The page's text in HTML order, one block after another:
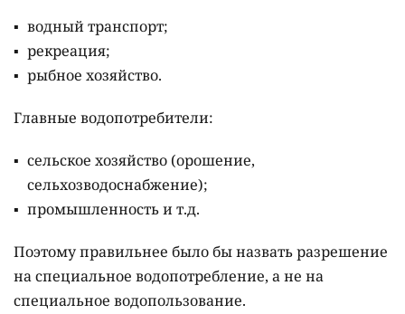
водный транспорт;
рекреация;
рыбное хозяйство.
Главные водопотребители:
сельское хозяйство (орошение,
сельхозводоснабжение);
промышленность и т.д.
Поэтому правильнее было бы назвать разрешение
на специальное водопотребление, а не на
специальное водопользование.